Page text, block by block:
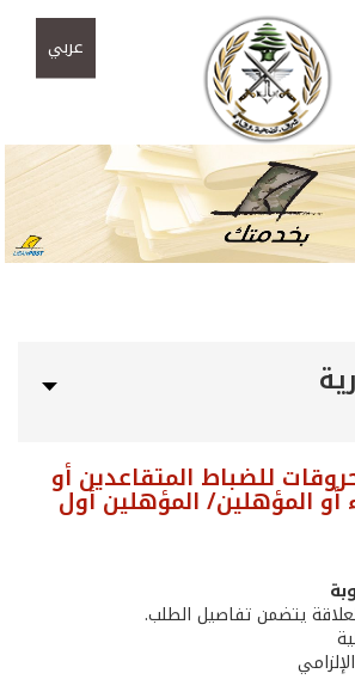
عربي
للضباط المتقاعدين أو
أو المؤهلين/ المؤهلين أول